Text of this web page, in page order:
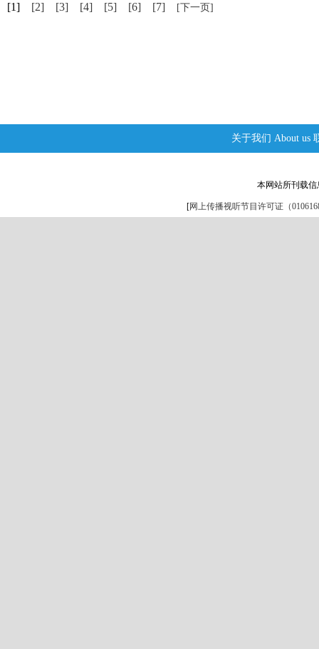
[1] [2] [3] [4] [5] [6] [7] [下一页]
关于我们 About us
本网站所刊载
[网上传播视听节目许可证（